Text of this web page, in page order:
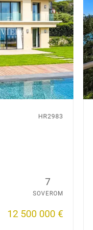
HR2983
7
SOVEROM
12 500 000 €